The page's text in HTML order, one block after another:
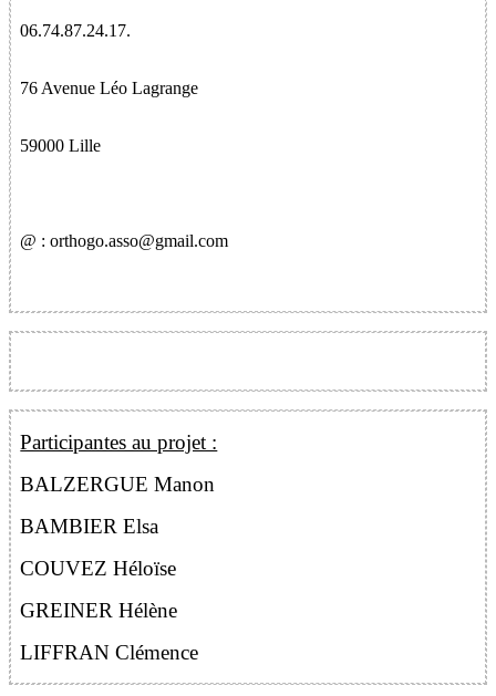
06.74.87.24.17.
76 Avenue Léo Lagrange
59000 Lille
@ :orthogo.asso@gmail.com
Participantes au projet :
BALZERGUE Manon
BAMBIER Elsa
COUVEZ Héloïse
GREINER Hélène
LIFFRAN Clémence